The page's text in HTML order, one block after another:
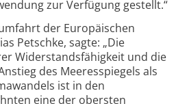
zur Verfügung gestellt.“
der Euro­päischen
Petschke, sagte: „Die
Widerstands­fähigkeit und die
des Meeres­spiegels als
ist in den
eine der obersten